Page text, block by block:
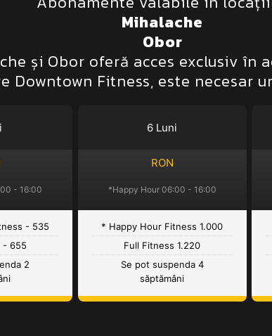
Mihalache
Obor
și Obor oferă acces exclusiv în
Downtown Fitness, este necesar
- 16:00
- 535
- 655
2
6 Luni
RON
*Happy Hour 06:00 - 16:00
* Happy Hour Fitness 1.000
Full Fitness 1.220
Se pot suspenda 4
săptămâni